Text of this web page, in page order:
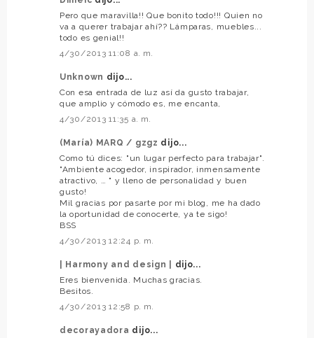
Pero que maravilla!! Que bonito todo!!! Quien no
va a querer trabajar ahí?? Lámparas, muebles...
todo es genial!!
4/30/2013 11:08 a. m.
Unknown dijo...
Con esa entrada de luz así da gusto trabajar,
que amplio y cómodo es, me encanta,
4/30/2013 11:35 a. m.
(María) MARQ / gzgz dijo...
Como tú dices: "un lugar perfecto para trabajar".
"Ambiente acogedor, inspirador, inmensamente
atractivo, … " y lleno de personalidad y buen
gusto!
Mil gracias por pasarte por mi blog, me ha dado
la oportunidad de conocerte, ya te sigo!
BSS
4/30/2013 12:24 p. m.
| Harmony and design |
dijo...
Eres bienvenida. Muchas gracias.
Besitos.
4/30/2013 12:58 p. m.
decorayadora dijo...